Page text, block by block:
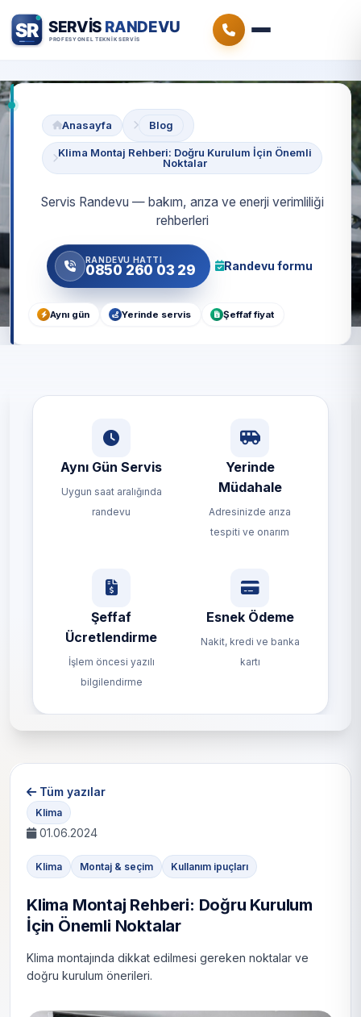
Anasayfa Blog
Klima Montaj Rehberi: Doğru Kurulum İçin Önemli
Noktalar
Servis Randevu — bakım, arıza ve enerji verimliliği
rehberleri
RANDEVU HATTI
0850 260 03 29 Randevu formu
Aynı gün Yerinde servis Şeffaf fiyat
Aynı Gün Servis
Uygun saat aralığında
randevu
Yerinde
Müdahale
Adresinizde arıza
tespiti ve onarım
Şeffaf
Ücretlendirme
İşlem öncesi yazılı
bilgilendirme
Esnek Ödeme
Nakit, kredi ve banka
kartı
Tüm yazılar
Klima
01.06.2024
Klima Montaj & seçim Kullanım ipuçları
Klima Montaj Rehberi: Doğru Kurulum
İçin Önemli Noktalar
Klima montajında dikkat edilmesi gereken noktalar ve
doğru kurulum önerileri.